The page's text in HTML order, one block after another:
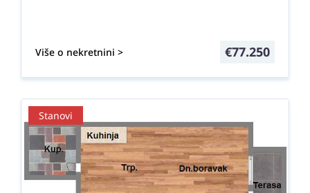
Više o nekretnini > €77.250
Stanovi